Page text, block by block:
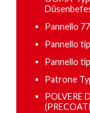
Pannello
Pannello
Pannello
Patrone
POLVERE